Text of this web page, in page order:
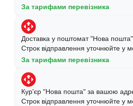
За тарифами перевізника
Доставка у поштомат "Нова пошта"
Строк відправлення уточнюйте у
За тарифами перевізника
Кур'єр "Нова пошта" за вашою
Строк відправлення уточнюйте у